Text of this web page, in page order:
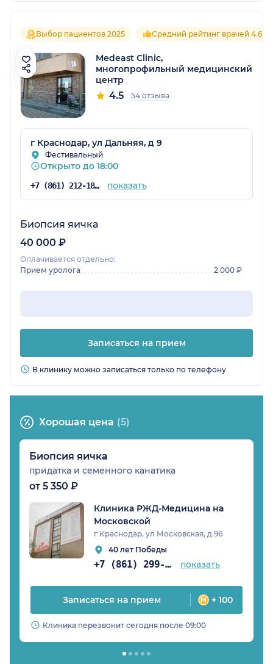
Выбор пациентов 2025 Средний рейтинг врачей 4.6
Medeast Clinic,
многопрофильный медицинский
центр
4.5 54 отзыва
г Краснодар, ул Дальняя, д 9
Фестивальный
Открыто до 18:00
+7 (861) 212-18-74 показать
Биопсия яичка
40 000 ₽
Оплачивается отдельно:
Прием уролога
2 000 ₽
Записаться на прием
В клинику можно записаться только по телефону
Хорошая цена (5)
Биопсия яичка
придатка и семенного канатика
от 5 350 ₽
Клиника РЖД-Медицина на
Московской
г Краснодар, ул Московская, д 96
40 лет Победы
+7 (861) 299-31-75 показать
Записаться на прием + 100
Клиника перезвонит сегодня после 09:00